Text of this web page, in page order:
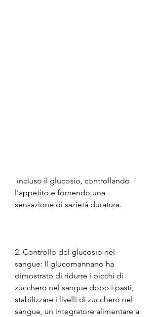
l'appetito e fornendo una
sensazione di sazietà duratura.
2. Controllo del glucosio nel
sangue: Il glucomannano ha
dimostrato di ridurre i picchi di
zucchero nel sangue dopo i pasti,
stabilizzare i livelli di zucchero nel
sangue, un integratore alimentare a